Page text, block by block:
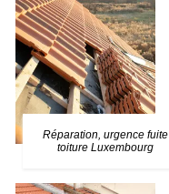
Réparation, urgence fuite
toiture Luxembourg